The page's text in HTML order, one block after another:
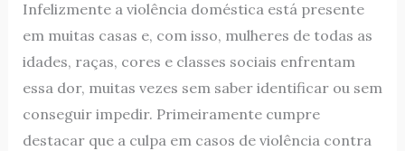
Infelizmente a violência doméstica está presente
em muitas casas e, com isso, mulheres de todas as
idades, raças, cores e classes sociais enfrentam
essa dor, muitas vezes sem saber identificar ou sem
conseguir impedir. Primeiramente cumpre
destacar que a culpa em casos de violência contra